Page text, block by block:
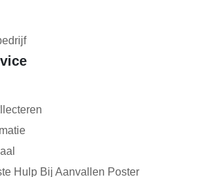
Hulp Bij Aanvallen Poster